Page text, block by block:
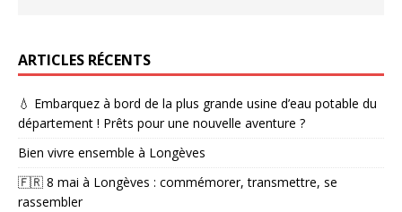
ARTICLES RÉCENTS
💧 Embarquez à bord de la plus grande usine d’eau potable du
département ! Prêts pour une nouvelle aventure ?
Bien vivre ensemble à Longèves
🇫🇷 8 mai à Longèves : commémorer, transmettre, se
rassembler